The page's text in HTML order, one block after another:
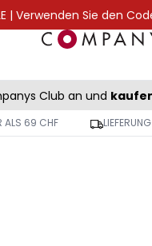
| Verwenden Sie den
Club an und
ALS 69 CHF